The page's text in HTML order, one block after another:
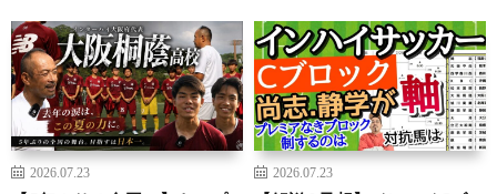
2026.07.23 2026.07.23